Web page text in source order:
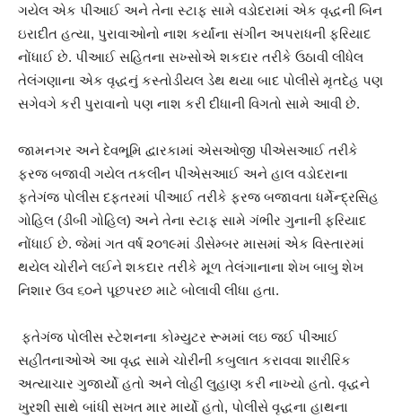
ગયેલ એક પીઆઈ અને તેના સ્ટાફ સામે વડોદરામાં એક વૃદ્ધની બિન
ઇરાદીત હત્યા, પુરાવાઓનો નાશ કર્યાંના સંગીન અપરાધની ફરિયાદ
નોંધાઈ છે. પીઆઈ સહિતના સખ્સોએ શકદાર તરીકે ઉઠાવી લીધેલ
તેલંગણાના એક વૃદ્ધનું કસ્તોડીયલ ડેથ થયા બાદ પોલીસે મૃતદેહ પણ
સગેવગે કરી પુરાવાનો પણ નાશ કરી દીધાની વિગતો સામે આવી છે.
જામનગર અને દેવભૂમિ દ્વારકામાં એસઓજી પીએસઆઈ તરીકે
ફરજ બજાવી ગયેલ તકલીન પીએસઆઈ અને હાલ વડોદરાના
ફતેગંજ પોલીસ દફતરમાં પીઆઈ તરીકે ફરજ બજાવતા ધર્મેન્દ્રસિહ
ગોહિલ (ડીબી ગોહિલ) અને તેના સ્ટાફ સામે ગંભીર ગુનાની ફરિયાદ
નોંધાઈ છે. જેમાં ગત વર્ષ ૨૦૧૯માં ડીસેમ્બર માસમાં એક વિસ્તારમાં
થયેલ ચોરીને લઈને શકદાર તરીકે મૂળ તેલંગાનાના શેખ બાબુ શેખ
નિશાર ઉવ ૬૦ને પૂછપરછ માટે બોલાવી લીધા હતા.
ફતેગંજ પોલીસ સ્ટેશનના કોમ્યુટર રૂમમાં લઇ જઈ પીઆઈ
સહીતનાઓએ આ વૃદ્ધ સામે ચોરીની કબુલાત કરાવવા શારીરિક
અત્યાચાર ગુજાર્યો હતો અને લોહી લુહાણ કરી નાખ્યો હતો. વૃદ્ધને
ખુરશી સાથે બાંધી સખત માર માર્યો હતો, પોલીસે વૃદ્ધના હાથના